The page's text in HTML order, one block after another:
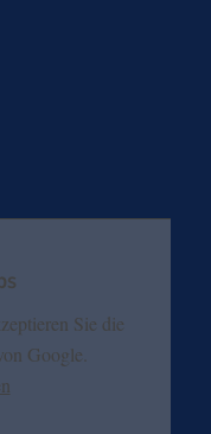
Sie die
Google.